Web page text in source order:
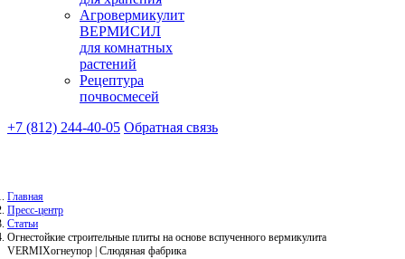
Агровермикулит
ВЕРМИСИЛ
для комнатных
растений
Рецептура
почвосмесей
+7 (812) 244-40-05 Обратная связь
Главная
Пресс-центр
Статьи
Огнестойкие строительные плиты на основе вспученного вермикулита
VERMIXогнеупор | Слюдяная фабрика